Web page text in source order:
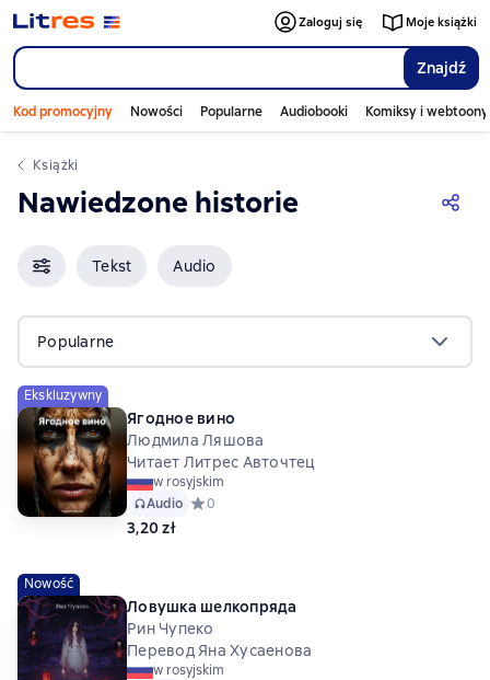
Znajdź
Zaloguj się Moje książki
Kod promocyjny Nowości Popularne Audiobooki Komiksy i webtoony
Książki
Nawiedzone historie
Tekst Audio
Popularne
Ekskluzywny
Ягодное вино
Людмила Ляшова
Читает Литрес Авточтец
w rosyjskim
Audio Средний рейтинг 0 на основе 0 оценок
0
3,20 zł
Nowość
Ловушка шелкопряда
Рин Чупеко
Перевод Яна Хусаенова
w rosyjskim